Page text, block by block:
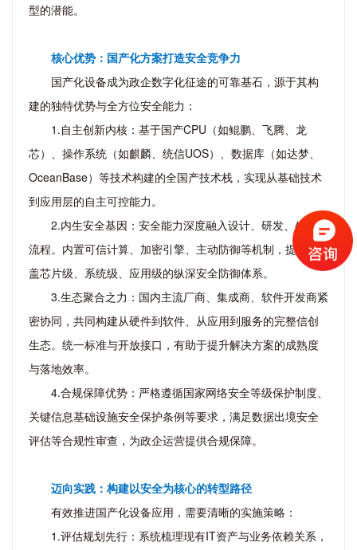
型的潜能。
核心优势：国产化方案打造安全竞争力
国产化设备成为政企数字化征途的可靠基石，源于其构
建的独特优势与全方位安全能力：
1.自主创新内核：基于国产CPU（如鲲鹏、飞腾、龙
芯）、操作系统（如麒麟、统信UOS）、数据库（如达梦、
OceanBase）等技术构建的全国产技术栈，实现从基础技术
到应用层的自主可控能力。
2.内生安全基因：安全能力深度融入设计、研发、生产全
流程。内置可信计算、加密引擎、主动防御等机制，提供覆
盖芯片级、系统级、应用级的纵深安全防御体系。
3.生态聚合之力：国内主流厂商、集成商、软件开发商紧
密协同，共同构建从硬件到软件、从应用到服务的完整信创
生态。统一标准与开放接口，有助于提升解决方案的成熟度
与落地效率。
4.合规保障优势：严格遵循国家网络安全等级保护制度、
关键信息基础设施安全保护条例等要求，满足数据出境安全
评估等合规性审查，为政企运营提供合规保障。
迈向实践：构建以安全为核心的转型路径
有效推进国产化设备应用，需要清晰的实施策略：
1.评估规划先行：系统梳理现有IT资产与业务依赖关系，